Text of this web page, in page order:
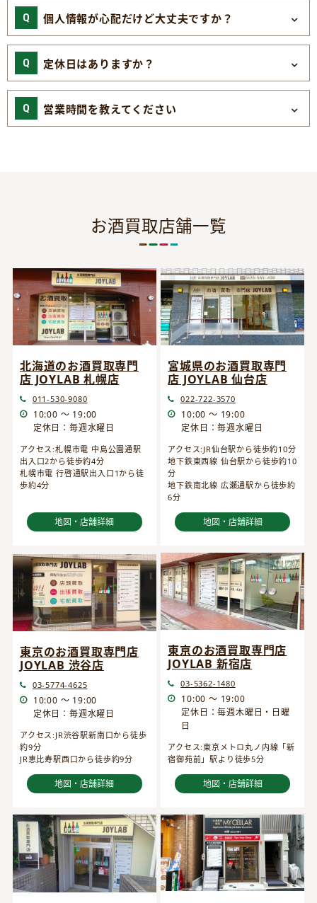
個人情報が心配だけど大丈夫ですか？
定休日はありますか？
営業時間を教えてください
お酒買取店舗一覧
北海道のお酒買取専門
店 JOYLAB 札幌店
011-530-9080
10:00 ～ 19:00
定休日：毎週水曜日
アクセス:札幌市電 中島公園通駅
出入口2から徒歩約4分
札幌市電 行啓通駅出入口1から徒
歩約4分
地図・店舗詳細
宮城県のお酒買取専門
店 JOYLAB 仙台店
022-722-3570
10:00 ～ 19:00
定休日：毎週水曜日
アクセス:JR仙台駅から徒歩約10分
地下鉄東西線 仙台駅から徒歩約10
分
地下鉄南北線 広瀬通駅から徒歩約
6分
地図・店舗詳細
東京のお酒買取専門店
JOYLAB 渋谷店
03-5774-4625
10:00 ～ 19:00
定休日：毎週水曜日
アクセス:JR渋谷駅新南口から徒歩
約9分
JR恵比寿駅西口から徒歩約9分
地図・店舗詳細
東京のお酒買取専門店
JOYLAB 新宿店
03-5362-1480
10:00 ～ 19:00
定休日：毎週木曜日・日曜
日
アクセス:東京メトロ丸ノ内線「新
宿御苑前」駅より徒歩5分
地図・店舗詳細